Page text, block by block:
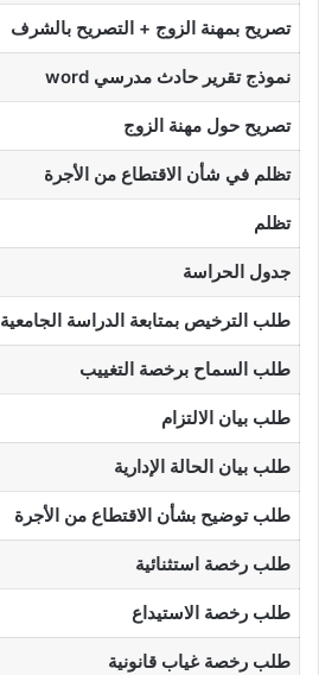
تصريح بمهنة الزوج + التصريح بالشرف
نموذج تقرير حادث مدرسي word
تصريح حول مهنة الزوج
تظلم في شأن الاقتطاع من الأجرة
تظلم
جدول الحراسة
طلب الترخيص بمتابعة الدراسة الجامعية
طلب السماح برخصة التغييب
طلب بيان الالتزام
طلب بيان الحالة الإدارية
طلب توضيح بشأن الاقتطاع من الأجرة
طلب رخصة استثنائية
طلب رخصة الاستيداع
طلب رخصة غياب قانونية